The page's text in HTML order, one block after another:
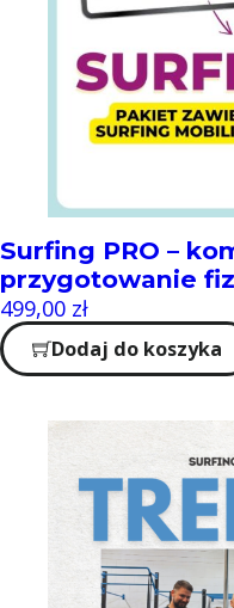
Surfing PRO –
przygotowanie
499,00 zł
Dodaj do koszyka